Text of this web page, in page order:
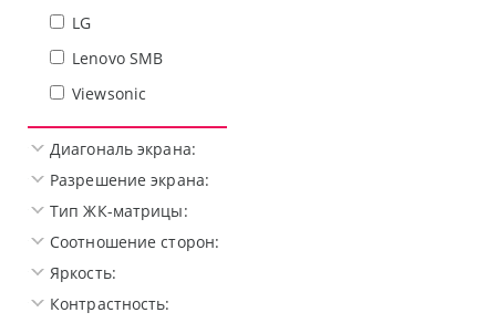
LG
Lenovo SMB
Viewsonic
Диагональ экрана:
Разрешение экрана:
Тип ЖК-матрицы:
Соотношение сторон:
Яркость:
Контрастность: